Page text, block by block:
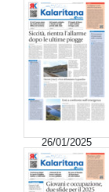
26/01/2025